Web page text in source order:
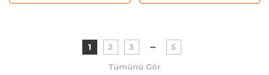
1 2 3 ... 5
Tümünü Gör